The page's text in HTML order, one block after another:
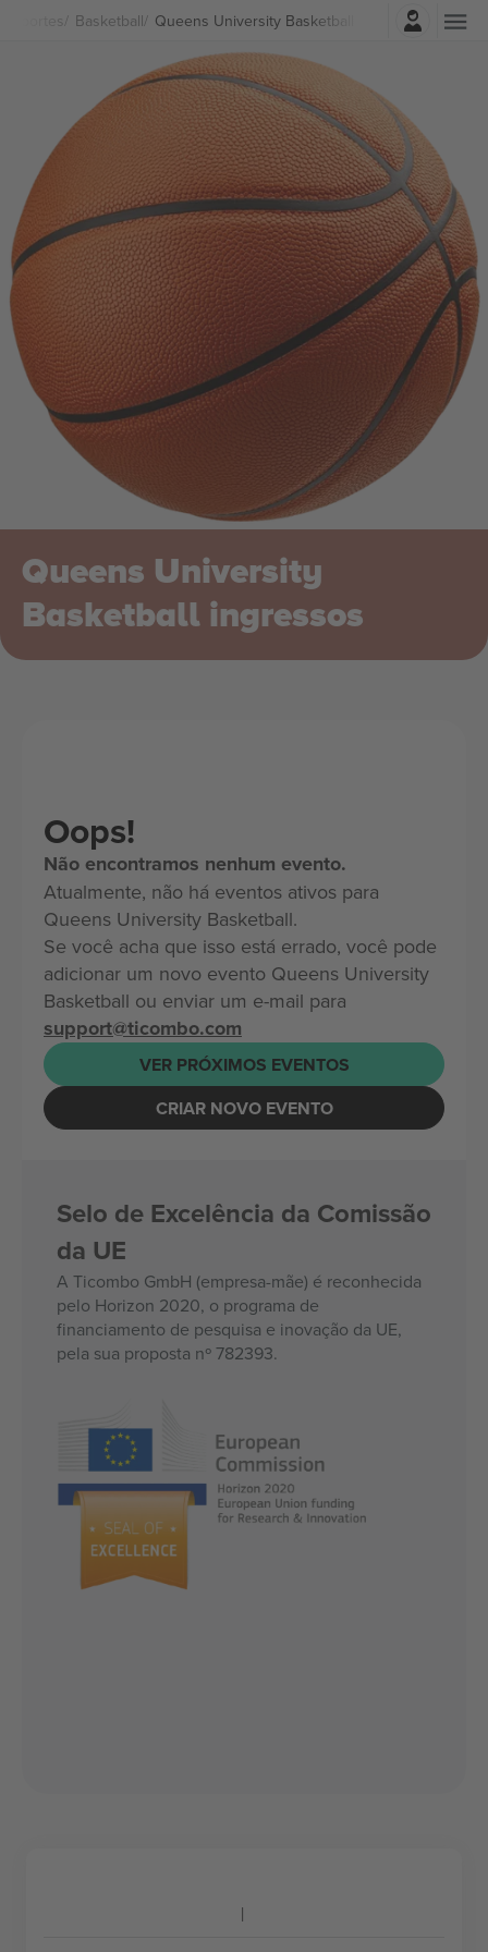
Esportes Basketball Queens University Basketball Ingressos
Entrar
Queens University
Basketball ingressos
Oops!
Não encontramos nenhum evento.
Atualmente, não há eventos ativos para
Queens University Basketball.
Se você acha que isso está errado, você pode
adicionar um novo evento Queens University
Basketball ou enviar um e-mail para
support@ticombo.com
VER PRÓXIMOS EVENTOS
CRIAR NOVO EVENTO
Selo de Excelência da Comissão
da UE
A Ticombo GmbH (empresa-mãe) é reconhecida
pelo Horizon 2020, o programa de
financiamento de pesquisa e inovação da UE,
pela sua proposta nº 782393.